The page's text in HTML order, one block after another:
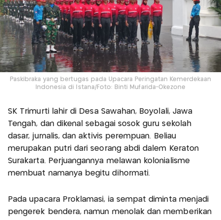
Paskibraka yang bertugas pada Upacara Peringatan Kemerdekaan
Indonesia di Istana/Foto: Binti Mufarida-Okezone
SK Trimurti lahir di Desa Sawahan, Boyolali, Jawa
Tengah, dan dikenal sebagai sosok guru sekolah
dasar, jurnalis, dan aktivis perempuan. Beliau
merupakan putri dari seorang abdi dalem Keraton
Surakarta. Perjuangannya melawan kolonialisme
membuat namanya begitu dihormati.
Pada upacara Proklamasi, ia sempat diminta menjadi
pengerek bendera, namun menolak dan memberikan